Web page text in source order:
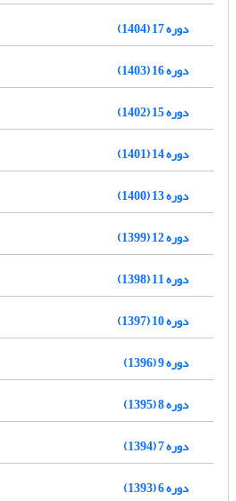
دوره 17 (1404)
دوره 16 (1403)
دوره 15 (1402)
دوره 14 (1401)
دوره 13 (1400)
دوره 12 (1399)
دوره 11 (1398)
دوره 10 (1397)
دوره 9 (1396)
دوره 8 (1395)
دوره 7 (1394)
دوره 6 (1393)